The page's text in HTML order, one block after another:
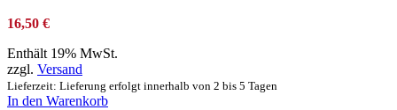
16,50 €
Enthält 19% MwSt.
zzgl. Versand
Lieferzeit: Lieferung erfolgt innerhalb von 2 bis 5 Tagen
In den Warenkorb